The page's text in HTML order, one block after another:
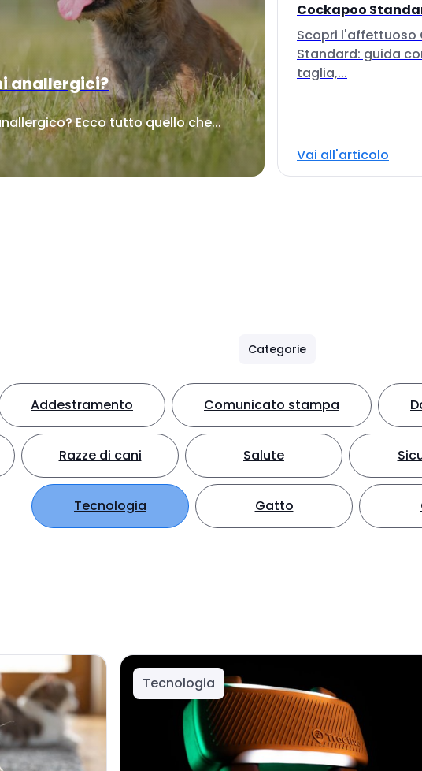
anallergici?
Ecco tutto quello che...
Cockapoo
Scopri l'affettuoso
Standard: guida
taglia,...
Vai all'articolo
Categorie
Addestramento Comunicato stampa
Razze di cani Salute
Tecnologia Gatto
Tecnologia